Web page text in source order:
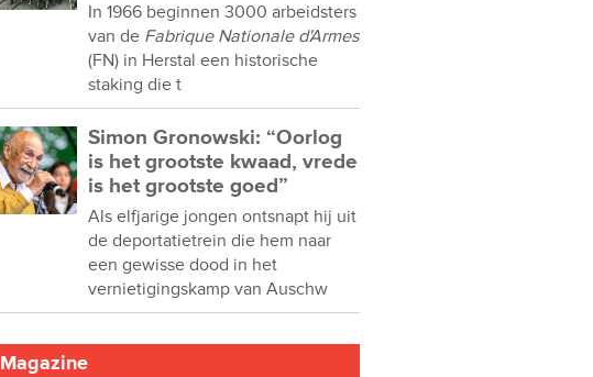
In 1966 beginnen 3000 arbeidsters
van de Fabrique Nationale d'Armes
(FN) in Herstal een historische
staking die t
Simon Gronowski: “Oorlog
is het grootste kwaad, vrede
is het grootste goed”
Als elfjarige jongen ontsnapt hij uit
de deportatietrein die hem naar
een gewisse dood in het
vernietigingskamp van Auschw
Magazine